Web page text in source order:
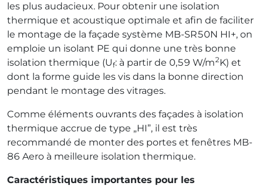
les plus audacieux. Pour obtenir une isolation
thermique et acoustique optimale et afin de faciliter
le montage de la façade système MB-SR50N HI+, on
emploie un isolant PE qui donne une très bonne
isolation thermique (Uf: à partir de 0,59 W/m2K) et
dont la forme guide les vis dans la bonne direction
pendant le montage des vitrages.
Comme éléments ouvrants des façades à isolation
thermique accrue de type „HI”, il est très
recommandé de monter des portes et fenêtres MB-
86 Aero à meilleure isolation thermique.
Caractéristiques importantes pour les